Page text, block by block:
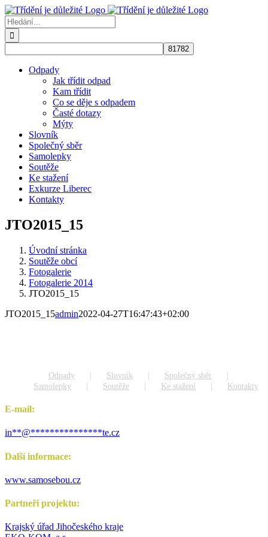
Přeskočit
na
obsah
Hledat:
Odpady
Jak třídit odpad
Kam třídit
Co se děje s odpadem
Časté dotazy
Mýty
Slovník
Společný sběr
Samolepky
Soutěže
Ke stažení
Exkurze Liberec
Kontakty
JTO2015_15
Úvodní stránka
Soutěže obcí
Fotogalerie
Fotogalerie 2014
JTO2015_15
JTO2015_15admin2022-04-27T16:47:43+02:00
Odpady Slovník
Společný sběr
Samolepky
Soutěže Ke stažení Kontakty
E-mail:
in**@***************te.cz
Další informace:
www.samosebou.cz
Partneři projektu:
Krajský úřad Jihočeského kraje